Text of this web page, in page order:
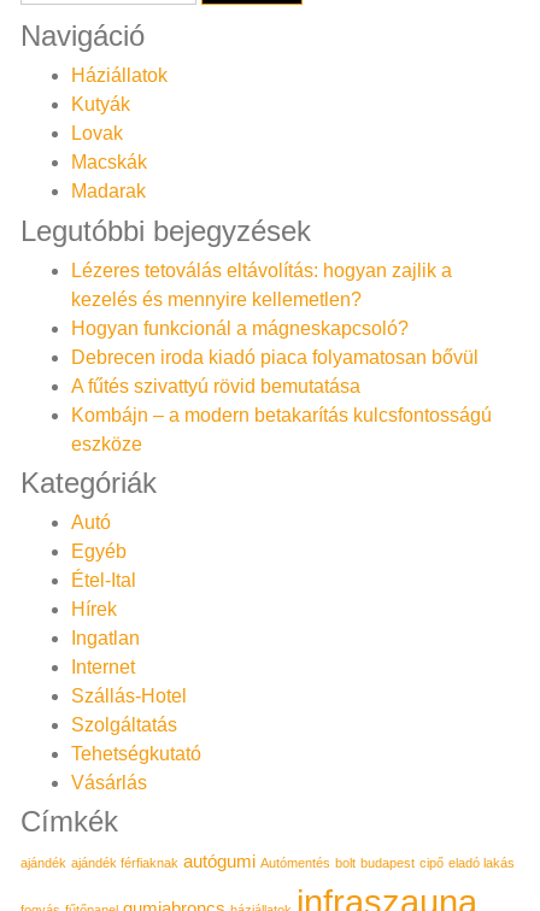
Navigáció
Háziállatok
Kutyák
Lovak
Macskák
Madarak
Legutóbbi bejegyzések
Lézeres tetoválás eltávolítás: hogyan zajlik a
kezelés és mennyire kellemetlen?
Hogyan funkcionál a mágneskapcsoló?
Debrecen iroda kiadó piaca folyamatosan bővül
A fűtés szivattyú rövid bemutatása
Kombájn – a modern betakarítás kulcsfontosságú
eszköze
Kategóriák
Autó
Egyéb
Étel-Ital
Hírek
Ingatlan
Internet
Szállás-Hotel
Szolgáltatás
Tehetségkutató
Vásárlás
Címkék
ajándék ajándék férfiaknak autógumi Autómentés bolt budapest cipő eladó lakás
infraszauna